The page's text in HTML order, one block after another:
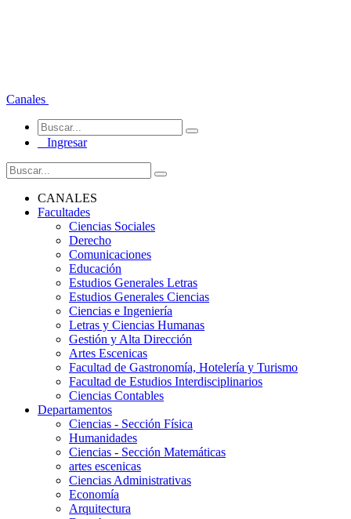
Canales
Ingresar
CANALES
Facultades
Ciencias Sociales
Derecho
Comunicaciones
Educación
Estudios Generales Letras
Estudios Generales Ciencias
Ciencias e Ingeniería
Letras y Ciencias Humanas
Gestión y Alta Dirección
Artes Escenicas
Facultad de Gastronomía, Hotelería y Turismo
Facultad de Estudios Interdisciplinarios
Ciencias Contables
Departamentos
Ciencias - Sección Física
Humanidades
Ciencias - Sección Matemáticas
artes escenicas
Ciencias Administrativas
Economía
Arquitectura